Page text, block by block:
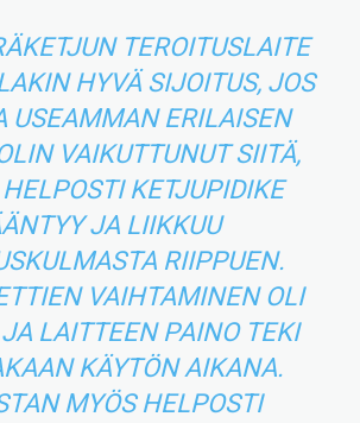
TEROITUSLAITE
HYVÄ SIJOITUS, JOS
USEAMMAN ERILAISEN
VAIKUTTUNUT SIITÄ,
KETJUPIDIKE
JA LIIKKUU
RIIPPUEN.
VAIHTAMINEN OLI
LAITTEEN PAINO TEKI
KÄYTÖN AIKANA.
MYÖS HELPOSTI